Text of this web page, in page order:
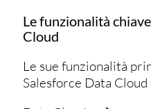
Le funzionalità
Cloud
Le sue funzionalità
Salesforce Data